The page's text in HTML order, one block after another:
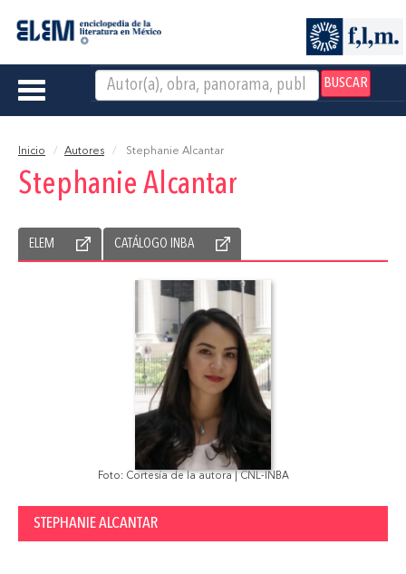
BUSCAR
Toggle
Inicio Autores Stephanie Alcantar
Stephanie Alcantar
ELEM CATÁLOGO INBA
Foto: Cortesía de la autora | CNL-INBA
STEPHANIE ALCANTAR